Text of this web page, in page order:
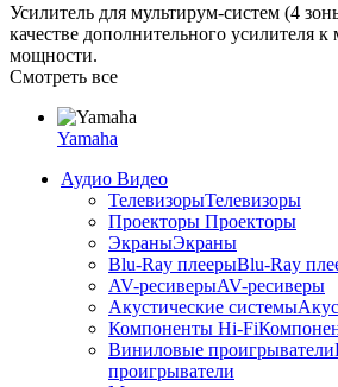
Усилитель для мультирум-систем (4
качестве дополнительного
мощности.
Смотреть все
Yamaha
Аудио Видео
ТелевизорыТелевизоры
Проекторы Проекторы
ЭкраныЭкраны
Blu-Ray плеерыBlu-Ray
AV-ресиверыAV-ресиверы
Акустические системы
Компоненты Hi-Fi
Виниловые проигрыватели
проигрыватели